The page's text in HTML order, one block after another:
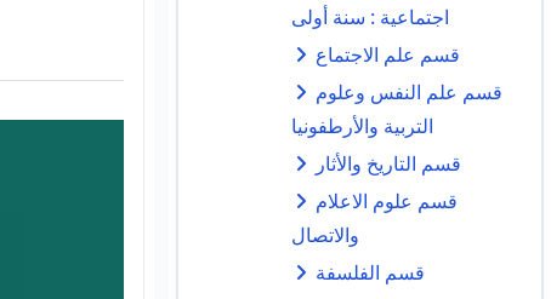
اجتماعية : سنة أولى
قسم علم الاجتماع
قسم علم النفس وعلوم
التربية والأرطفونيا
قسم التاريخ والأثار
قسم علوم الاعلام
والاتصال
قسم الفلسفة